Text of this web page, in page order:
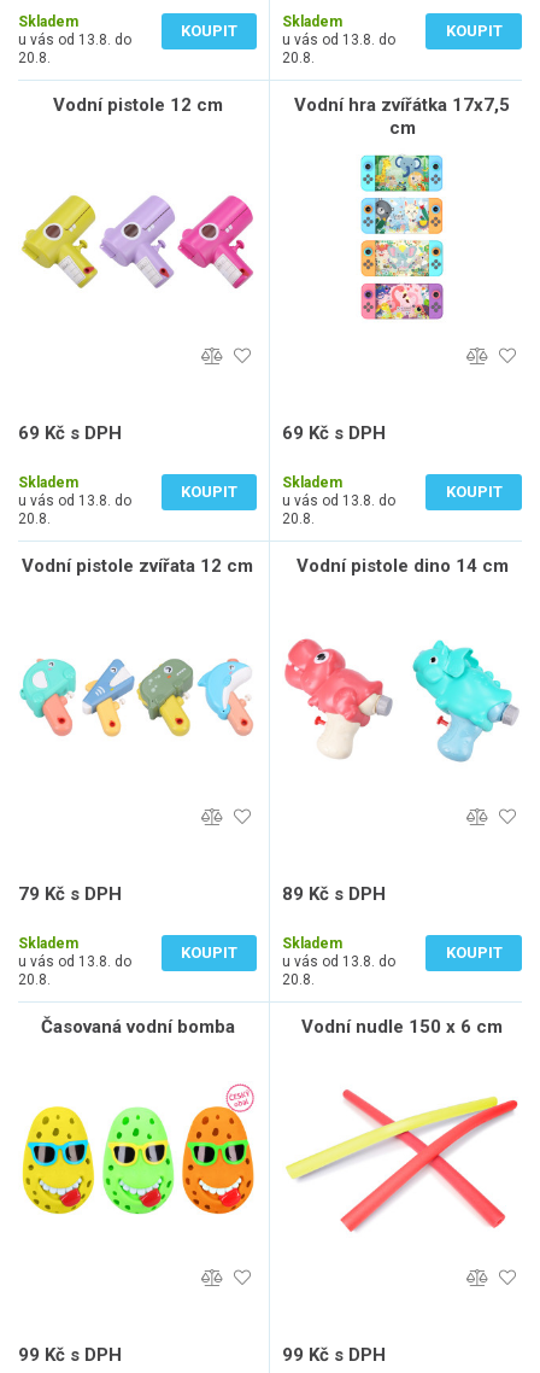
Skladem
u vás od 13.8. do
20.8.
KOUPIT
Skladem
u vás od 13.8. do
20.8.
KOUPIT
Vodní pistole 12 cm
69 Kč s DPH
Skladem
u vás od 13.8. do
20.8.
KOUPIT
Vodní hra zvířátka 17x7,5
cm
69 Kč s DPH
Skladem
u vás od 13.8. do
20.8.
KOUPIT
Vodní pistole zvířata 12 cm
79 Kč s DPH
Skladem
u vás od 13.8. do
20.8.
KOUPIT
Vodní pistole dino 14 cm
89 Kč s DPH
Skladem
u vás od 13.8. do
20.8.
KOUPIT
Časovaná vodní bomba
99 Kč s DPH
Vodní nudle 150 x 6 cm
99 Kč s DPH